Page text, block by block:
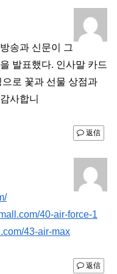
송과 신문이 그
발표했다. 인사말 카드
로 꽃과 선물 상점과
사합니
返信
40-air-force-1
43-air-max
返信